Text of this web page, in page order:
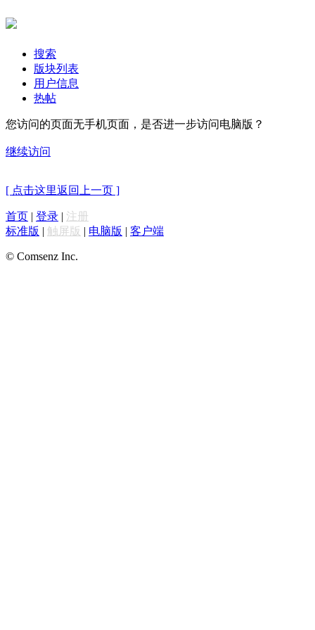
搜索
版块列表
用户信息
热帖
您访问的页面无手机页面，是否进一步访问电脑版？
继续访问
[ 点击这里返回上一页 ]
首页 | 登录 | 注册
标准版 | 触屏版 | 电脑版 | 客户端
© Comsenz Inc.